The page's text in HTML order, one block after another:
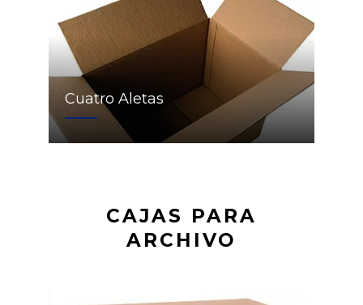
Cuatro Aletas
CAJAS PARA
ARCHIVO